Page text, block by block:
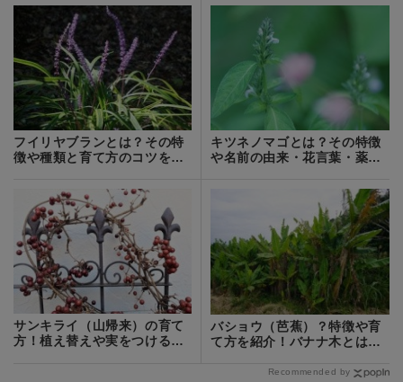
フイリヤブランとは？その特
徴や種類と育て方のコツをご
キツネノマゴとは？その特徴
や名前の由来・花言葉・薬効
サンキライ（山帰来）の育て
方！植え替えや実をつけるコ
バショウ（芭蕉）？特徴や育
て方を紹介！バナナ木とはど
Recommended by